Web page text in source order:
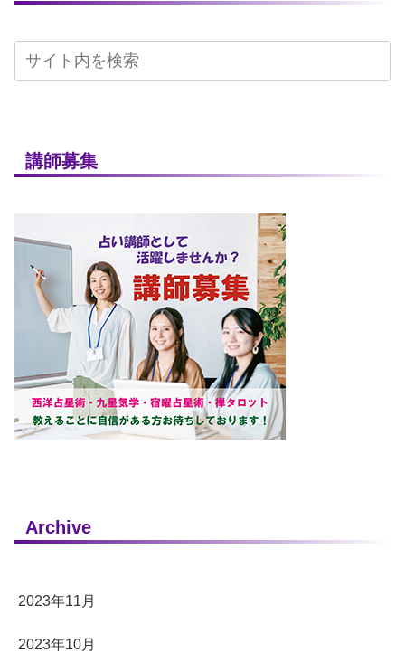
講師募集
Archive
2023年11月
2023年10月